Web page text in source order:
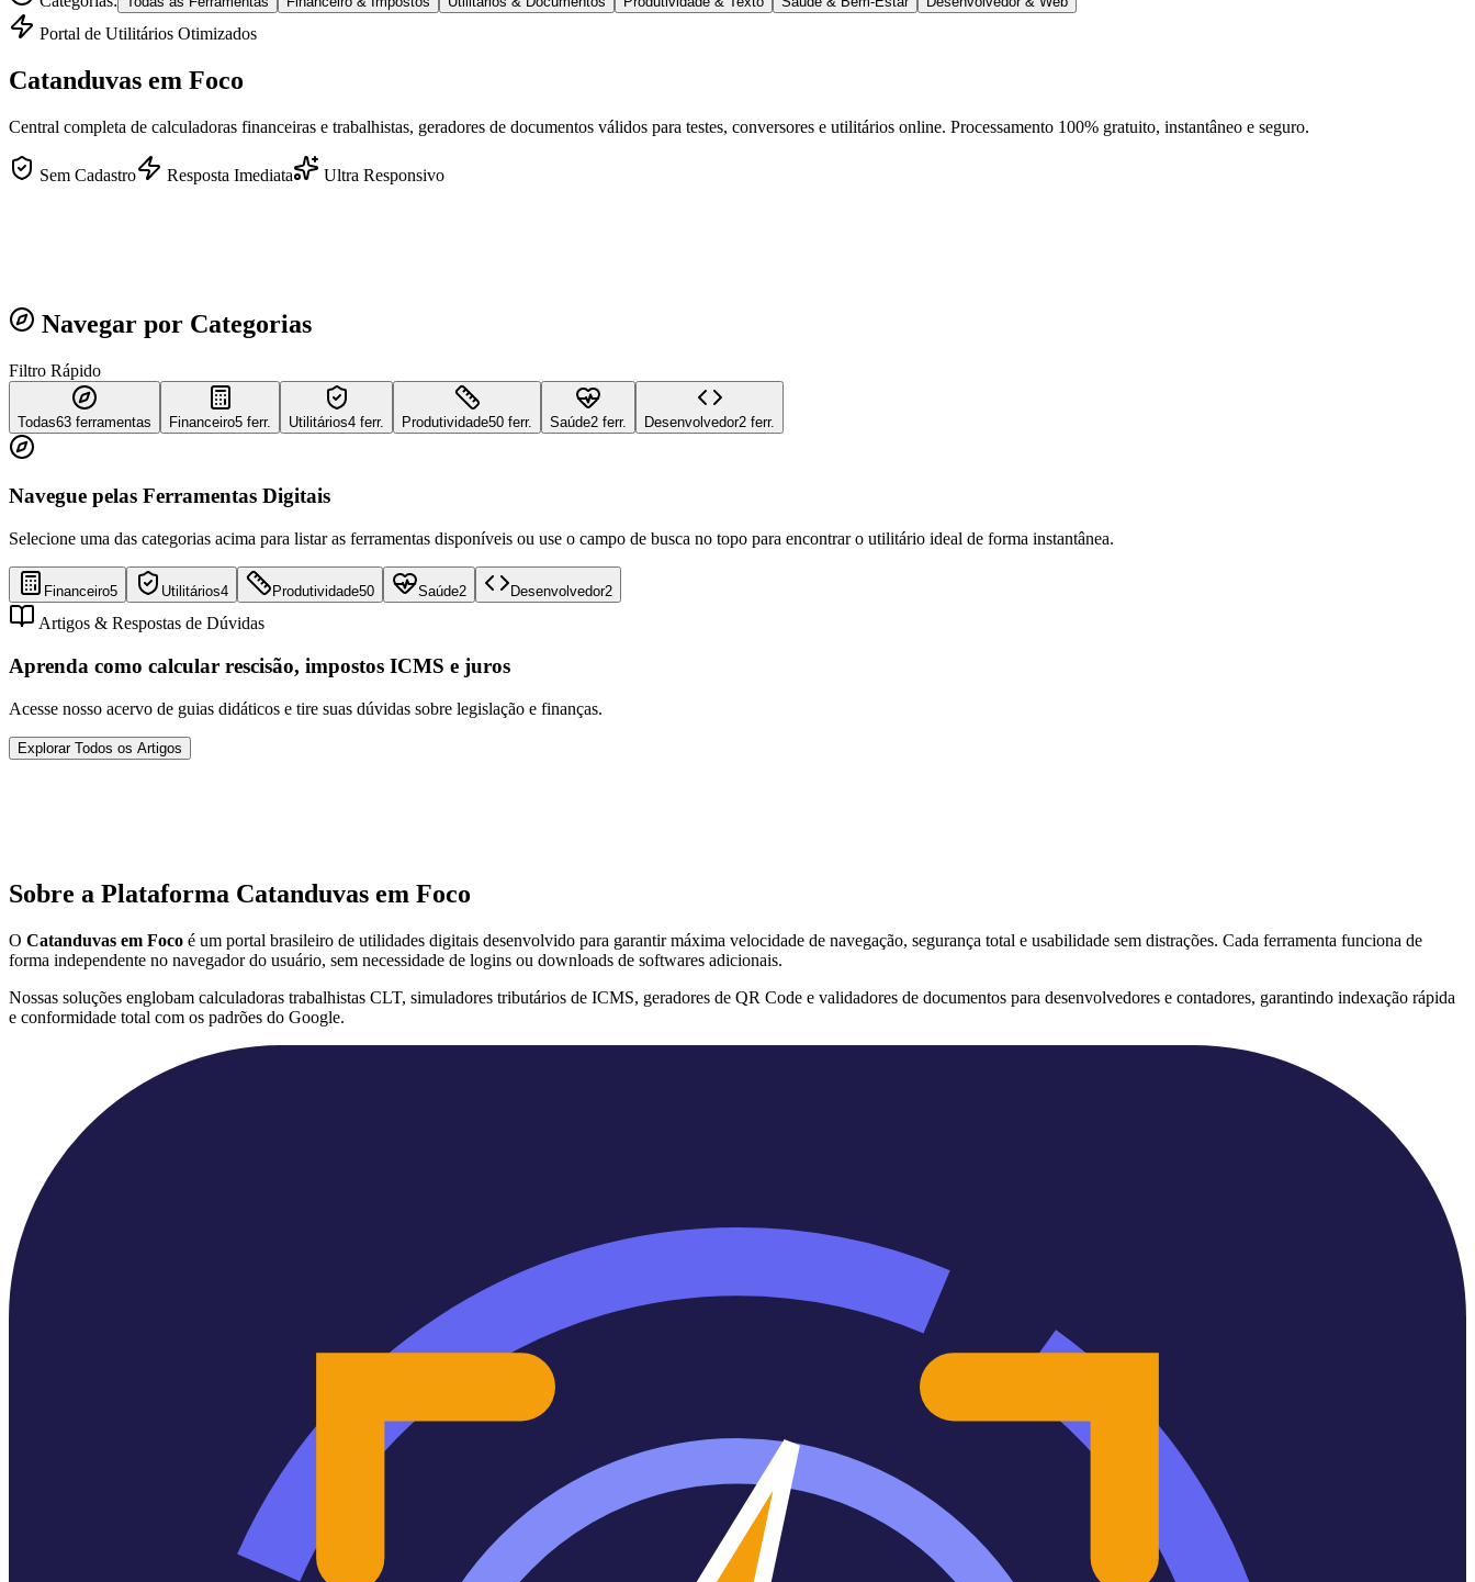
Portal de Utilitários Otimizados
Catanduvas em Foco
Central completa de calculadoras financeiras e trabalhistas, geradores de documentos válidos para testes, conversores e utilitários online. Processamento 100% gratuito, instantâneo e seguro.
Sem Cadastro Resposta Imediata Ultra Responsivo
Navegar por Categorias
Filtro Rápido
Todas63 ferramentas Financeiro5 ferr. Utilitários4 ferr. Produtividade50 ferr. Saúde2 ferr. Desenvolvedor2 ferr.
Navegue pelas Ferramentas Digitais
Selecione uma das categorias acima para listar as ferramentas disponíveis ou use o campo de busca no topo para encontrar o utilitário ideal de forma instantânea.
Financeiro5 Utilitários4 Produtividade50 Saúde2 Desenvolvedor2
Artigos & Respostas de Dúvidas
Aprenda como calcular rescisão, impostos ICMS e juros
Acesse nosso acervo de guias didáticos e tire suas dúvidas sobre legislação e finanças.
Explorar Todos os Artigos
Sobre a Plataforma Catanduvas em Foco
O Catanduvas em Foco é um portal brasileiro de utilidades digitais desenvolvido para garantir máxima velocidade de navegação, segurança total e usabilidade sem distrações. Cada ferramenta funciona de
forma independente no navegador do usuário, sem necessidade de logins ou downloads de softwares adicionais.
Nossas soluções englobam calculadoras trabalhistas CLT, simuladores tributários de ICMS, geradores de QR Code e validadores de documentos para desenvolvedores e contadores, garantindo indexação rápida
e conformidade total com os padrões do Google.